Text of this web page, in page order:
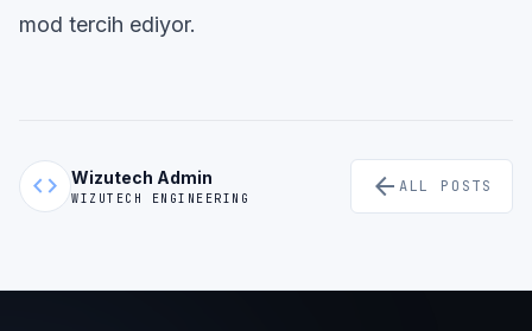
mod tercih ediyor.
code Wizutech Admin
WIZUTECH ENGINEERING arrow_back ALL POSTS